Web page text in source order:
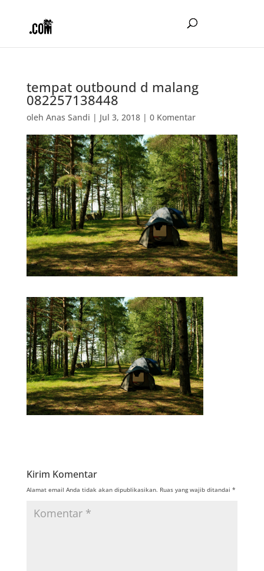
tempat outbound d malang
082257138448
oleh Anas Sandi | Jul 3, 2018| 0 Komentar
Kirim Komentar
Alamat email Anda tidak akan dipublikasikan. Ruas yang wajib ditandai *